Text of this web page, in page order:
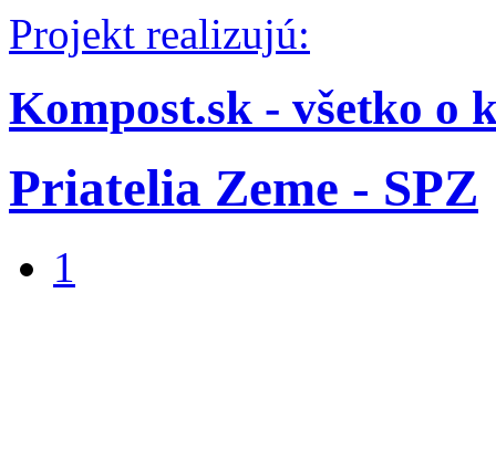
Projekt realizujú:
Kompost.sk - všetko o
Priatelia Zeme - SPZ
1